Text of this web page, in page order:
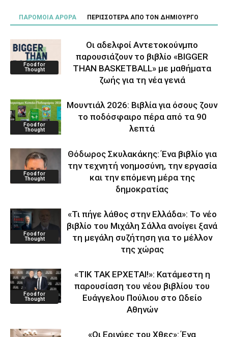
ΠΑΡΟΜΟΙΑ ΑΡΘΡΑ ΠΕΡΙΣΣΟΤΕΡΑ ΑΠΟ ΤΟΝ ΔΗΜΙΟΥΡΓΟ
Food for
Thought
Οι αδελφοί Αντετοκούνμπο
παρουσιάζουν το βιβλίο «BIGGER
THAN BASKETBALL» με μαθήματα
ζωής για τη νέα γενιά
Food for
Thought
Μουντιάλ 2026: Βιβλία για όσους ζουν
το ποδόσφαιρο πέρα από τα 90
λεπτά
Food for
Thought
Θόδωρος Σκυλακάκης: Ένα βιβλίο για
την τεχνητή νοημοσύνη, την εργασία
και την επόμενη μέρα της
δημοκρατίας
Food for
Thought
«Τι πήγε λάθος στην Ελλάδα»: Το νέο
βιβλίο του Μιχάλη Σάλλα ανοίγει ξανά
τη μεγάλη συζήτηση για το μέλλον
της χώρας
Food for
Thought
«ΤΙΚ ΤΑΚ ΕΡΧΕΤΑΙ!»: Κατάμεστη η
παρουσίαση του νέου βιβλίου του
Ευάγγελου Πούλιου στο Ωδείο
Αθηνών
«Οι Ερινύες του Χθες»: Ένα